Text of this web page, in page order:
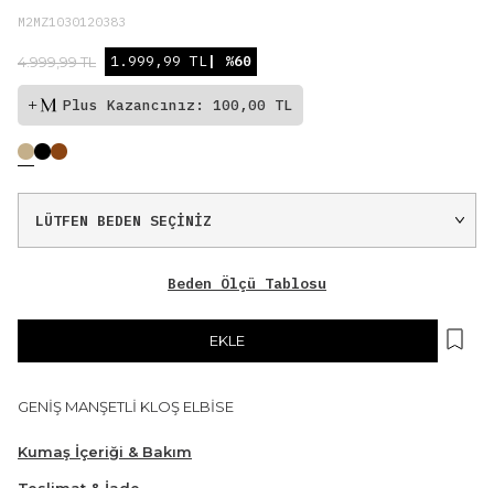
M2MZ1030120383
4.999,99 TL 1.999,99 TL| %60
Plus Kazancınız: 100,00 TL
Beden Ölçü Tablosu
EKLE
GENİŞ MANŞETLİ KLOŞ ELBİSE
Kumaş İçeriği & Bakım